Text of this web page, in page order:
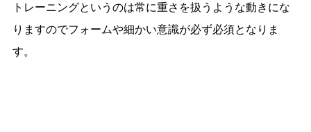
トレーニングというのは常に重さを扱うような動きにな
りますのでフォームや細かい意識が必ず必須となりま
す。